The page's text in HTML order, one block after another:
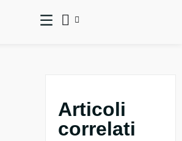
Articoli
correlati